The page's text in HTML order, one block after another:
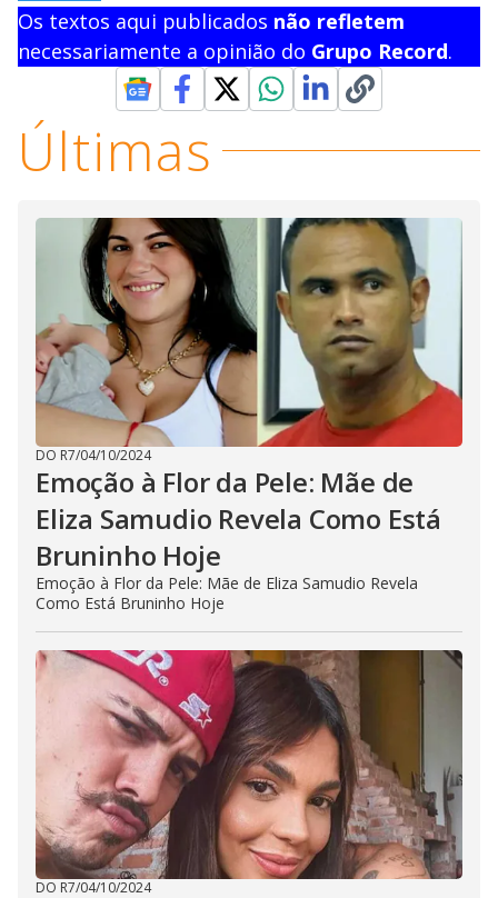
Os textos aqui publicados não refletem
necessariamente a opinião do Grupo Record.
Últimas
DO R7/04/10/2024
Emoção à Flor da Pele: Mãe de
Eliza Samudio Revela Como Está
Bruninho Hoje
Emoção à Flor da Pele: Mãe de Eliza Samudio Revela
Como Está Bruninho Hoje
DO R7/04/10/2024